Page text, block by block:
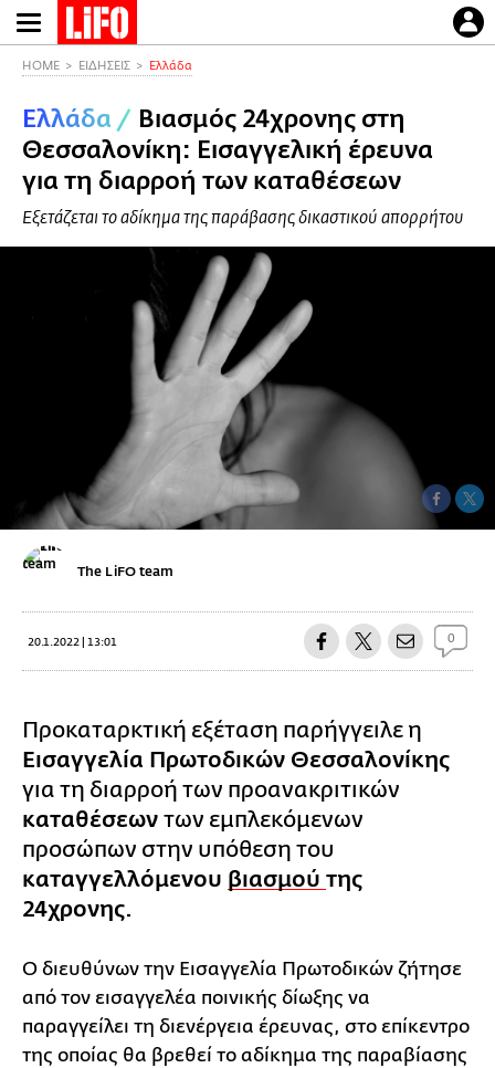
Παράκαμψη
προς
περιεχόμενο
HOME ΕΙΔΗΣΕΙΣ Ελλάδα
Ελλάδα / Βιασμός 24χρονης στη
Θεσσαλονίκη: Εισαγγελική έρευνα
για τη διαρροή των καταθέσεων
Εξετάζεται το αδίκημα της παράβασης δικαστικού απορρήτου
The LiFO team
20.1.2022 | 13:01 0
Προκαταρκτική εξέταση παρήγγειλε η
Εισαγγελία Πρωτοδικών Θεσσαλονίκης
για τη διαρροή των προανακριτικών
καταθέσεων των εμπλεκόμενων
προσώπων στην υπόθεση του
καταγγελλόμενου βιασμού της
24χρονης.
Ο διευθύνων την Εισαγγελία Πρωτοδικών ζήτησε
από τον εισαγγελέα ποινικής δίωξης να
παραγγείλει τη διενέργεια έρευνας, στο επίκεντρο
της οποίας θα βρεθεί το αδίκημα της παραβίασης